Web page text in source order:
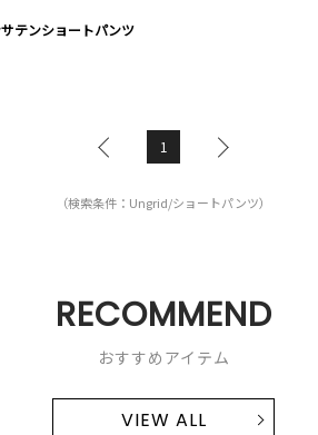
テンショートパンツ
1
（検索条件：Ungrid/ショートパンツ）
RECOMMEND
おすすめアイテム
VIEW ALL